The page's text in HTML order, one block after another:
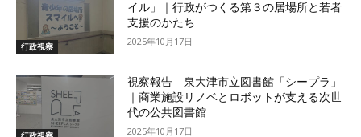
行政視察
イル」｜行政がつくる第３の居場所と若者
支援のかたち
2025年10月17日
視察報告 泉大津市立図書館「シープラ」
｜商業施設リノベとロボットが支える次世
代の公共図書館
2025年10月17日